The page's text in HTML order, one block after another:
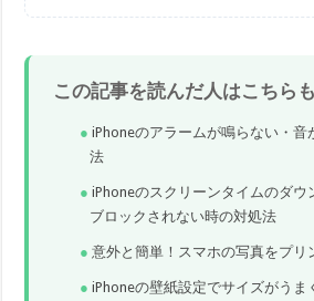
この記事を読んだ人はこちら
iPhoneのアラームが鳴らない・音
法
iPhoneのスクリーンタイムのダウ
ブロックされない時の対処法
意外と簡単！スマホの写真をプリ
iPhoneの壁紙設定でサイズがうま